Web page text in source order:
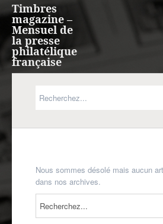
Timbres
magazine –
Mensuel de
la presse
philatélique
française
Outre-mer
Nous sommes désolé mais aucun
dans nos archives.